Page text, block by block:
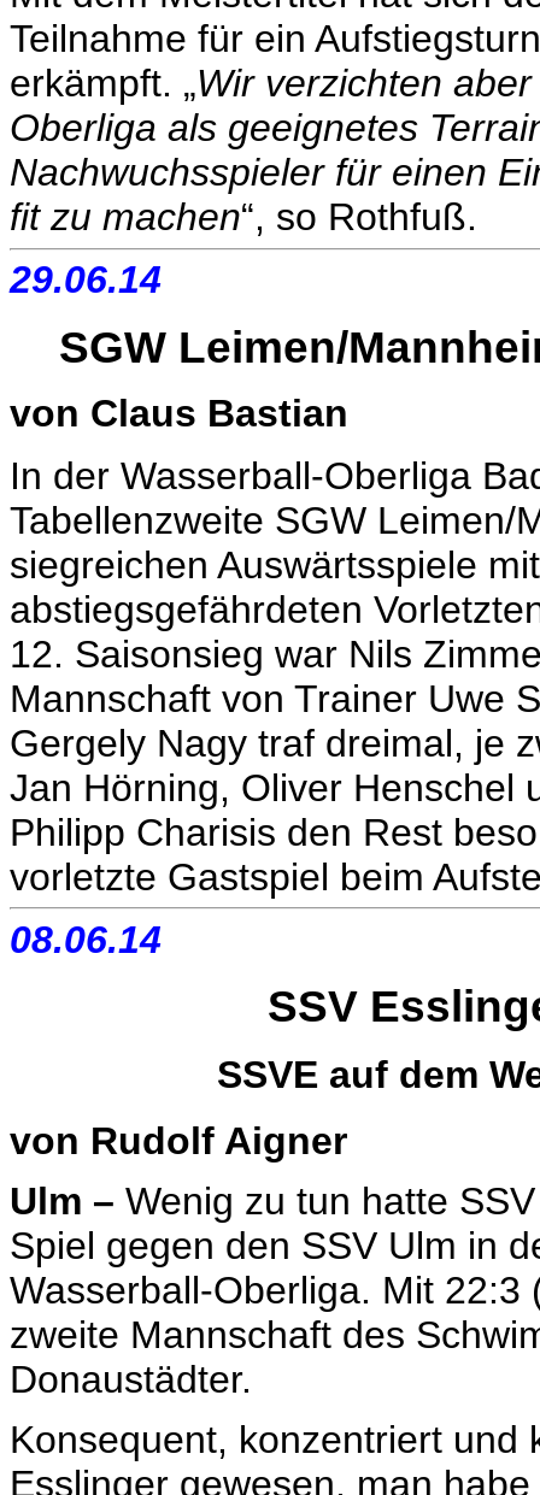
Teilnahme für ein
erkämpft. „Wir verzichten
Oberliga als geeignetes
Nachwuchsspieler für einen
fit zu machen“, so Rothfuß.
29.06.14
SGW Leimen/
von Claus Bastian
In der Wasserball-Oberliga
Tabellenzweite SGW Leimen/
siegreichen Auswärtsspiele
abstiegsgefährdeten
12. Saisonsieg war Nils
Mannschaft von Trainer Uwe
Gergely Nagy traf dreimal, je
Jan Hörning, Oliver Henschel
Philipp Charisis den Rest
vorletzte Gastspiel beim
08.06.14
SSV
SSVE auf dem
von Rudolf Aigner
Ulm – Wenig zu tun hatte
Spiel gegen den SSV Ulm in
Wasserball-Oberliga. Mit
zweite Mannschaft des
Donaustädter.
Konsequent, konzentriert und
Esslinger gewesen, man